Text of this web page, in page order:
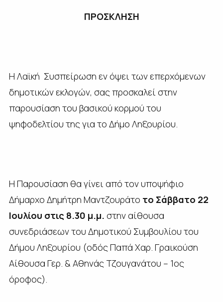
ΠΡΟΣΚΛΗΣΗ
Η Λαϊκή Συσπείρωση εν όψει των επερχόμενων
δημοτικών εκλογών, σας προσκαλεί στην
παρουσίαση του βασικού κορμού του
ψηφοδελτίου της για το Δήμο Ληξουρίου.
Η Παρουσίαση θα γίνει από τον υποψήφιο
Δήμαρχο Δημήτρη Μαντζουράτο το Σάββατο 22
Ιουλίου στις 8.30 μ.μ. στην αίθουσα
συνεδριάσεων του Δημοτικού Συμβουλίου του
Δήμου Ληξουρίου (οδός Παπά Χαρ. Γραικούση
Αίθουσα Γερ. & Αθηνάς Τζουγανάτου – 1ος
όροφος).